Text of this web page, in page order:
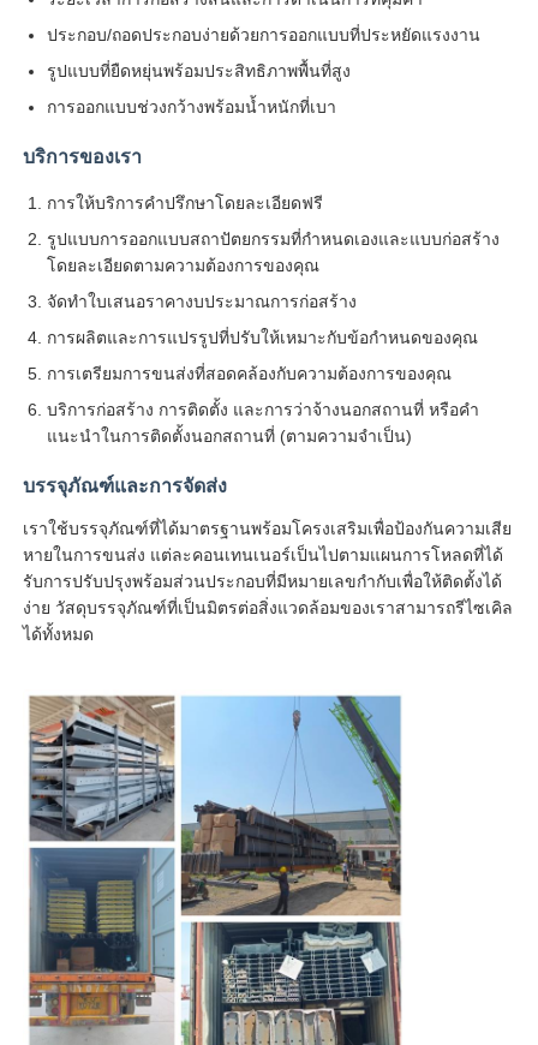
ประกอบ/ถอดประกอบง่ายด้วยการออกแบบที่ประหยัดแรงงาน
รูปแบบที่ยืดหยุ่นพร้อมประสิทธิภาพพื้นที่สูง
การออกแบบช่วงกว้างพร้อมน้ำหนักที่เบา
บริการของเรา
การให้บริการคำปรึกษาโดยละเอียดฟรี
รูปแบบการออกแบบสถาปัตยกรรมที่กำหนดเองและแบบก่อสร้าง
โดยละเอียดตามความต้องการของคุณ
จัดทำใบเสนอราคางบประมาณการก่อสร้าง
การผลิตและการแปรรูปที่ปรับให้เหมาะกับข้อกำหนดของคุณ
การเตรียมการขนส่งที่สอดคล้องกับความต้องการของคุณ
บริการก่อสร้าง การติดตั้ง และการว่าจ้างนอกสถานที่ หรือคำ
แนะนำในการติดตั้งนอกสถานที่ (ตามความจำเป็น)
บรรจุภัณฑ์และการจัดส่ง
เราใช้บรรจุภัณฑ์ที่ได้มาตรฐานพร้อมโครงเสริมเพื่อป้องกันความเสีย
หายในการขนส่ง แต่ละคอนเทนเนอร์เป็นไปตามแผนการโหลดที่ได้
รับการปรับปรุงพร้อมส่วนประกอบที่มีหมายเลขกำกับเพื่อให้ติดตั้งได้
ง่าย วัสดุบรรจุภัณฑ์ที่เป็นมิตรต่อสิ่งแวดล้อมของเราสามารถรีไซเคิล
ได้ทั้งหมด